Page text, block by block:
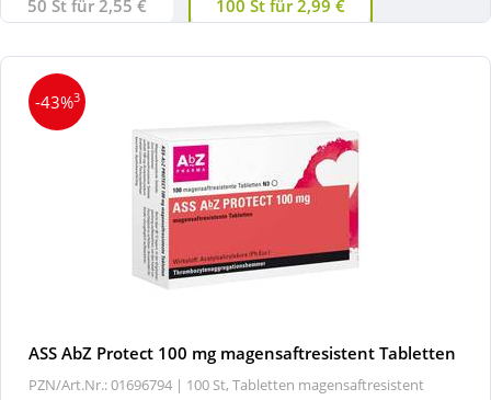
50 St für 2,55 € 100 St für 2,99 €
-43%3
ASS AbZ Protect 100 mg magensaftresistent Tabletten
PZN/Art.Nr.: 01696794 | 100 St, Tabletten magensaftresistent